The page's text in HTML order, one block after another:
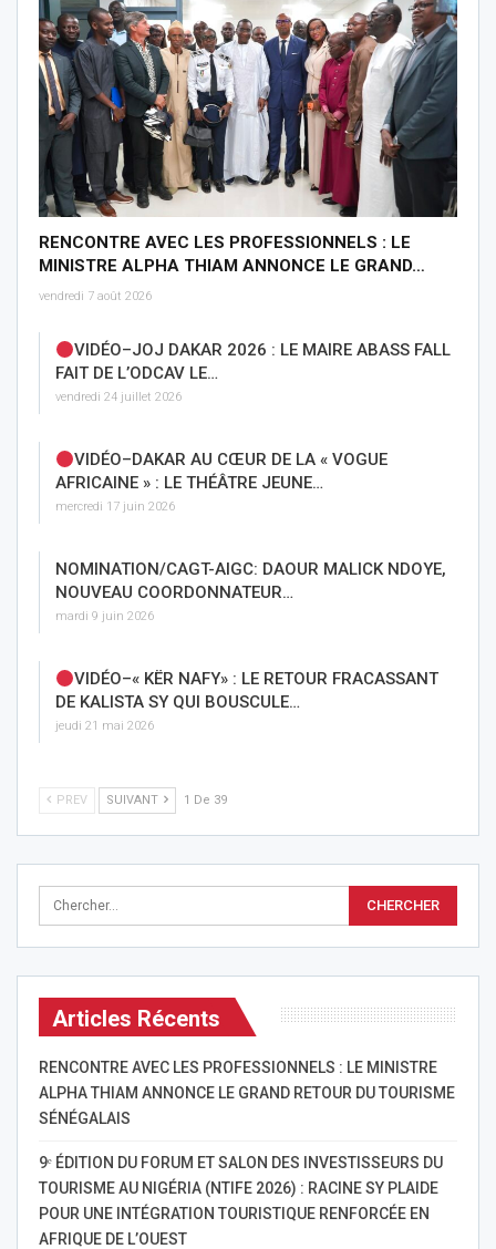
RENCONTRE AVEC LES PROFESSIONNELS : LE
MINISTRE ALPHA THIAM ANNONCE LE GRAND…
vendredi 7 août 2026
VIDÉO–JOJ DAKAR 2026 : LE MAIRE ABASS FALL
FAIT DE L’ODCAV LE…
vendredi 24 juillet 2026
VIDÉO–DAKAR AU CŒUR DE LA « VOGUE
AFRICAINE » : LE THÉÂTRE JEUNE…
mercredi 17 juin 2026
NOMINATION/CAGT-AIGC: DAOUR MALICK NDOYE,
NOUVEAU COORDONNATEUR…
mardi 9 juin 2026
VIDÉO–« KËR NAFY» : LE RETOUR FRACASSANT
DE KALISTA SY QUI BOUSCULE…
jeudi 21 mai 2026
PREV SUIVANT 1 De 39
Articles Récents
RENCONTRE AVEC LES PROFESSIONNELS : LE MINISTRE
ALPHA THIAM ANNONCE LE GRAND RETOUR DU TOURISME
SÉNÉGALAIS
9ᵉ ÉDITION DU FORUM ET SALON DES INVESTISSEURS DU
TOURISME AU NIGÉRIA (NTIFE 2026) : RACINE SY PLAIDE
POUR UNE INTÉGRATION TOURISTIQUE RENFORCÉE EN
AFRIQUE DE L’OUEST